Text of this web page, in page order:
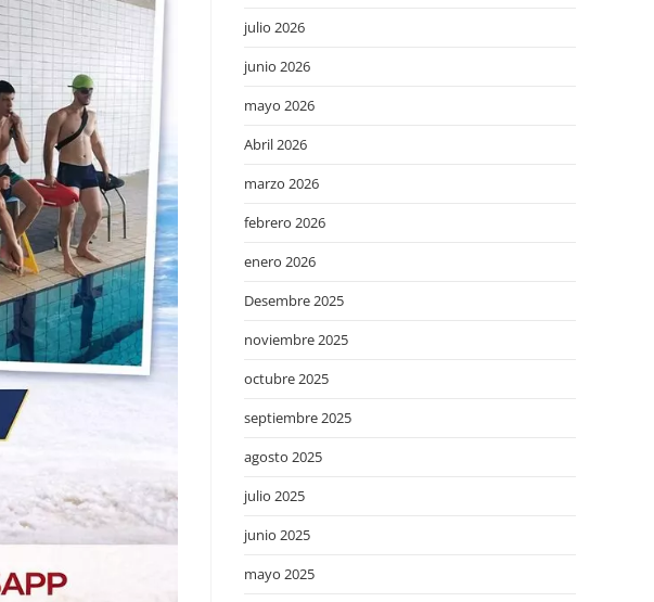
julio 2026
junio 2026
mayo 2026
Abril 2026
marzo 2026
febrero 2026
enero 2026
Desembre 2025
noviembre 2025
octubre 2025
septiembre 2025
agosto 2025
julio 2025
junio 2025
mayo 2025